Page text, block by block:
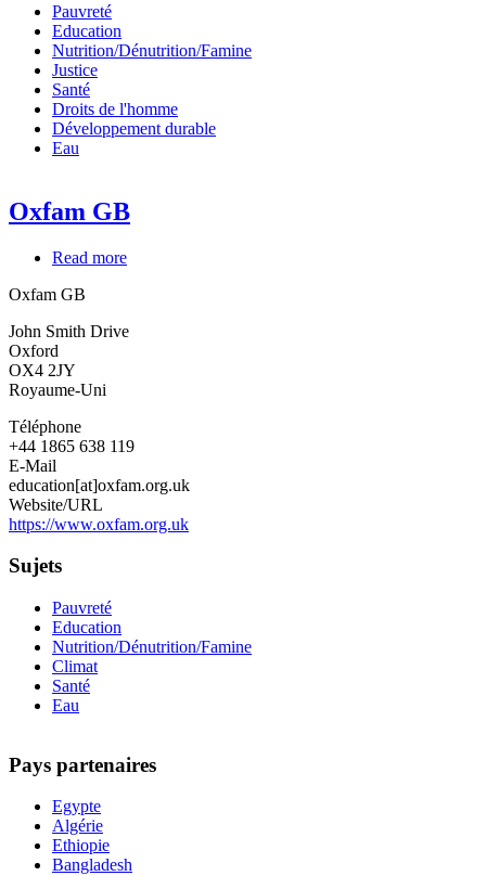
Pauvreté
Education
Nutrition/Dénutrition/Famine
Justice
Santé
Droits de l'homme
Développement durable
Eau
Oxfam GB
Read more
Oxfam GB
John Smith Drive
Oxford
OX4 2JY
Royaume-Uni
Téléphone
+44 1865 638 119
E-Mail
education[at]oxfam.org.uk
Website/URL
https://www.oxfam.org.uk
Sujets
Pauvreté
Education
Nutrition/Dénutrition/Famine
Climat
Santé
Eau
Pays partenaires
Egypte
Algérie
Ethiopie
Bangladesh